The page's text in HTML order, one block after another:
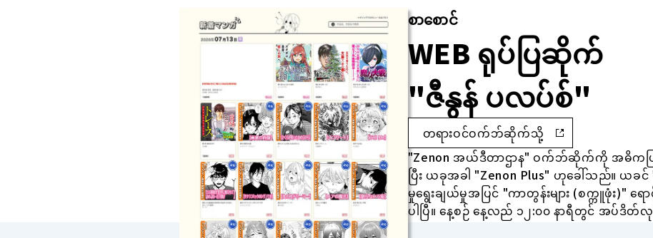
စာစောင်
WEB ရုပ်ပြဆိုက်
"ဇီနွန် ပလပ်စ်"
တရားဝင်ဝက်ဘ်ဆိုက်သို့
"Zenon အယ်ဒီတာဌာန" ဝက်ဘ်ဆိုက်ကို အဓိကပ
ပြီး ယခုအခါ "Zenon Plus" ဟုခေါ်သည်။ ယ
မှုရွေးချယ်မှုအပြင် "ကာတွန်းများ (စက္ကူဖုံး)" ရေ
ပါပြီ။ နေ့စဉ် နေ့လည် ၁၂:၀၀ နာရီတွင် အပ်ဒိတ်